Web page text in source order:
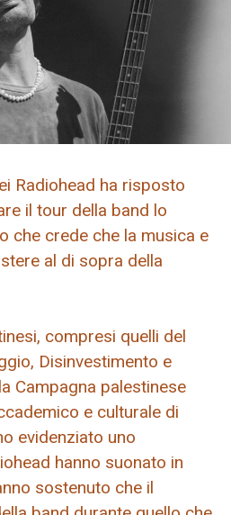
Radiohead ha risposto
il tour della band lo
che crede che la musica e
al di sopra della
compresi quelli del
Disinvestimento e
Campagna palestinese
e culturale di
evidenziato uno
hanno suonato in
sostenuto che il